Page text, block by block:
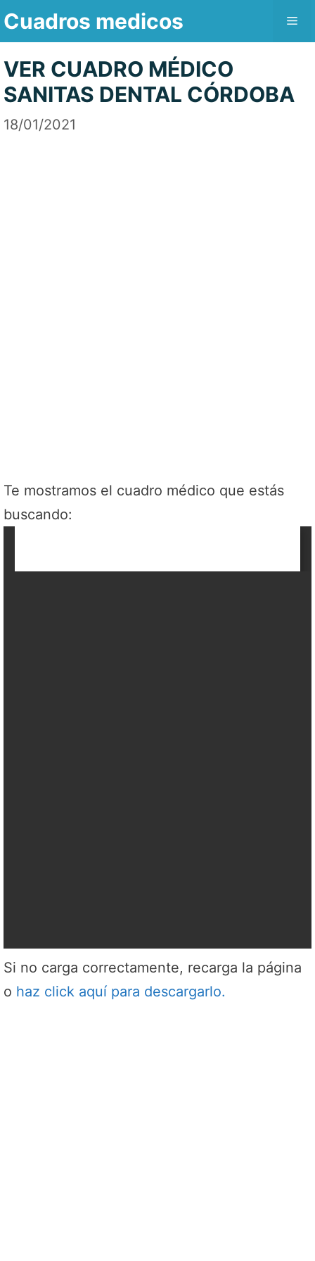
Saltar
contenido
Cuadros medicos
VER CUADRO MÉDICO
SANITAS DENTAL CÓRDOBA
18/01/2021
Te mostramos el cuadro médico que estás
buscando:
Si no carga correctamente, recarga la página
o haz click aquí para descargarlo.